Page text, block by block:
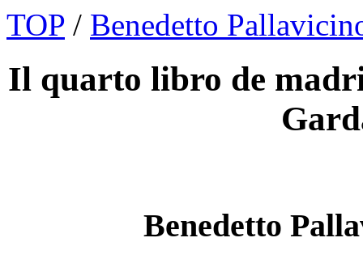
TOP / Benedetto
Il quarto libro de
Benedetto